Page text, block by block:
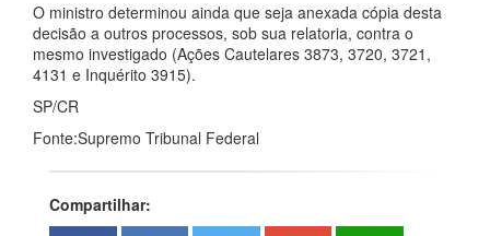
O ministro determinou ainda que seja anexada cópia desta
decisão a outros processos, sob sua relatoria, contra o
mesmo investigado (Ações Cautelares 3873, 3720, 3721,
4131 e Inquérito 3915).
SP/CR
Fonte:Supremo Tribunal Federal
Compartilhar: